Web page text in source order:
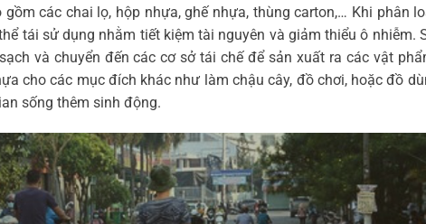
các chai lọ, hộp nhựa, ghế nhựa, thùng carton,… Khi phân
tái sử dụng nhằm tiết kiệm tài nguyên và giảm thiểu ô nhiễm.
và chuyển đến các cơ sở tái chế để sản xuất ra các vật
cho các mục đích khác như làm chậu cây, đồ chơi, hoặc đồ
sống thêm sinh động.